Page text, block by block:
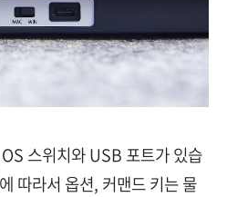
스위치와 USB 포트가 있습
따라서 옵션, 커맨드 키는 물